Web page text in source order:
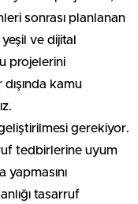
sonrası planlanan
yeşil ve dijital
projelerini
kamu
gerekiyor.
tedbirlerine uyum
tasarruf